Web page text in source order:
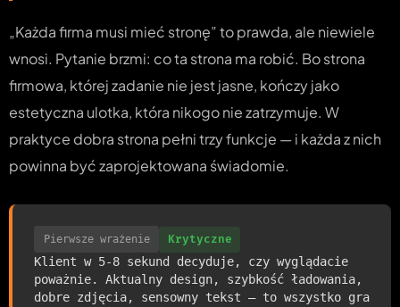
„Każda firma musi mieć stronę” to prawda, ale niewiele
wnosi. Pytanie brzmi: co ta strona ma robić. Bo strona
firmowa, której zadanie nie jest jasne, kończy jako
estetyczna ulotka, która nikogo nie zatrzymuje. W
praktyce dobra strona pełni trzy funkcje — i każda z nich
powinna być zaprojektowana świadomie.
Pierwsze wrażenie
Klient w 5-8 sekund decyduje, czy wyglądacie
poważnie. Aktualny design, szybkość ładowania,
dobre zdjęcia, sensowny tekst — to wszystko gra
Krytyczne